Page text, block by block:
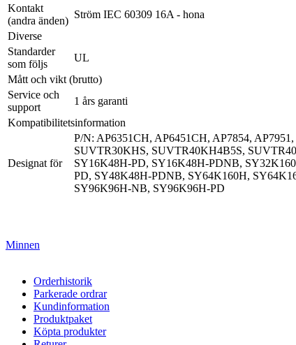
Kontakt
(andra änden)
Ström IEC 60309 16A - hona
Diverse
Standarder
som följs
UL
Mått och vikt (brutto)
Service och
support
1 års garanti
Kompatibilitetsinformation
Designat för
P/N: AP6351CH, AP6451CH, AP7854,
SUVTR30KHS, SUVTR40KH4B5S,
SY16K48H-PD, SY16K48H-PDNB,
PD, SY48K48H-PDNB, SY64K160H,
SY96K96H-NB, SY96K96H-PD
Minnen
Orderhistorik
Parkerade ordrar
Kundinformation
Produktpaket
Köpta produkter